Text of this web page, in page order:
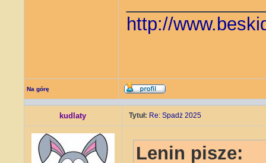
http://
Na górę
kudlaty Tytuł: Re: Spadż 2025
Lenin pisze: